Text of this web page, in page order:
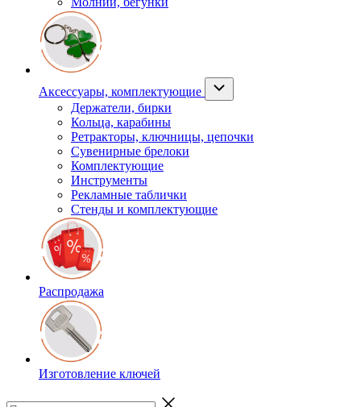
Аксессуары, комплектующие
Держатели, бирки
Кольца, карабины
Ретракторы, ключницы, цепочки
Сувенирные брелоки
Комплектующие
Инструменты
Рекламные таблички
Стенды и комплектующие
Распродажа
Изготовление ключей